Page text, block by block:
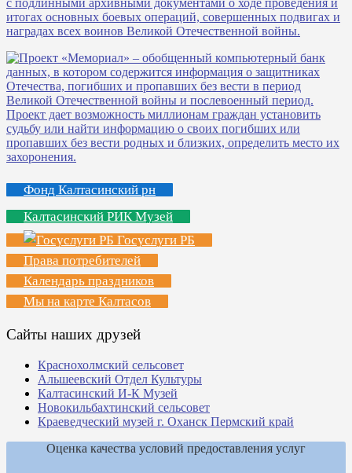
Фонд Калтасинский рн
Калтасинский РИК Музей
Госуслуги РБ
Права потребителей
Календарь праздников
Мы на карте Калтасов
Сайты наших друзей
Краснохолмский сельсовет
Альшеевский Отдел Культуры
Калтасинский И-К Музей
Новокильбахтинский сельсовет
Краеведческий музей г. Оханск Пермский край
Оценка качества условий предоставления услуг